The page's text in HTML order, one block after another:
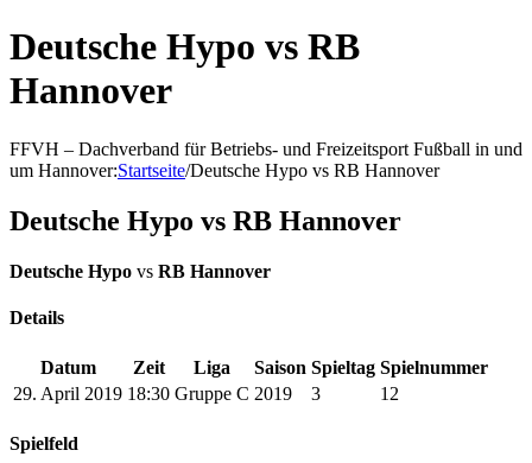
Deutsche Hypo vs RB
Hannover
FFVH – Dachverband für Betriebs- und Freizeitsport Fußball in und
um Hannover:Startseite/Deutsche Hypo vs RB Hannover
Deutsche Hypo vs RB Hannover
Deutsche Hypo vs RB Hannover
Details
Datum Zeit Liga Saison Spieltag Spielnummer
29. April 2019 18:30 Gruppe C 2019 3 12
Spielfeld